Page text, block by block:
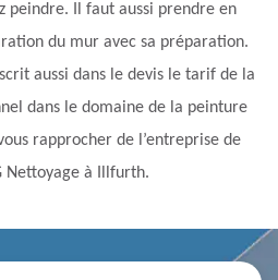
peindre. Il faut aussi prendre en
du mur avec sa préparation.
aussi dans le devis le tarif de la
dans le domaine de la peinture
rapprocher de l’entreprise de
Nettoyage à Illfurth.